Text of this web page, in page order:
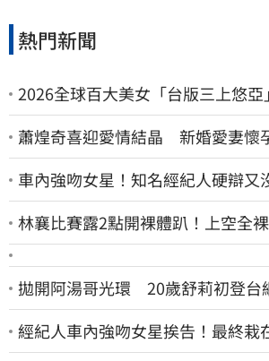
熱門新聞
2026全球百大美女「台版三上悠亞
蕭煌奇喜迎愛情結晶 新婚愛妻懷
車內強吻女星！知名經紀人硬辯又
林襄比賽露2點開裸體趴！上空全
拋開阿湯哥光環 20歲舒莉初登台
經紀人車內強吻女星挨告！最終栽